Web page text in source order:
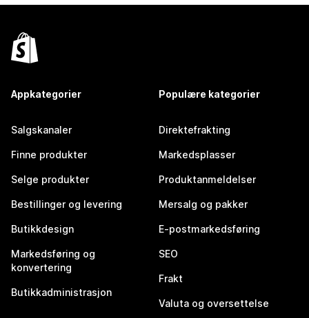
Appkategorier
Salgskanaler
Finne produkter
Selge produkter
Bestillinger og levering
Butikkdesign
Markedsføring og
konvertering
Butikkadministrasjon
Populære kategorier
Direktefrakting
Markedsplasser
Produktanmeldelser
Mersalg og pakker
E-postmarkedsføring
SEO
Frakt
Valuta og oversettelse